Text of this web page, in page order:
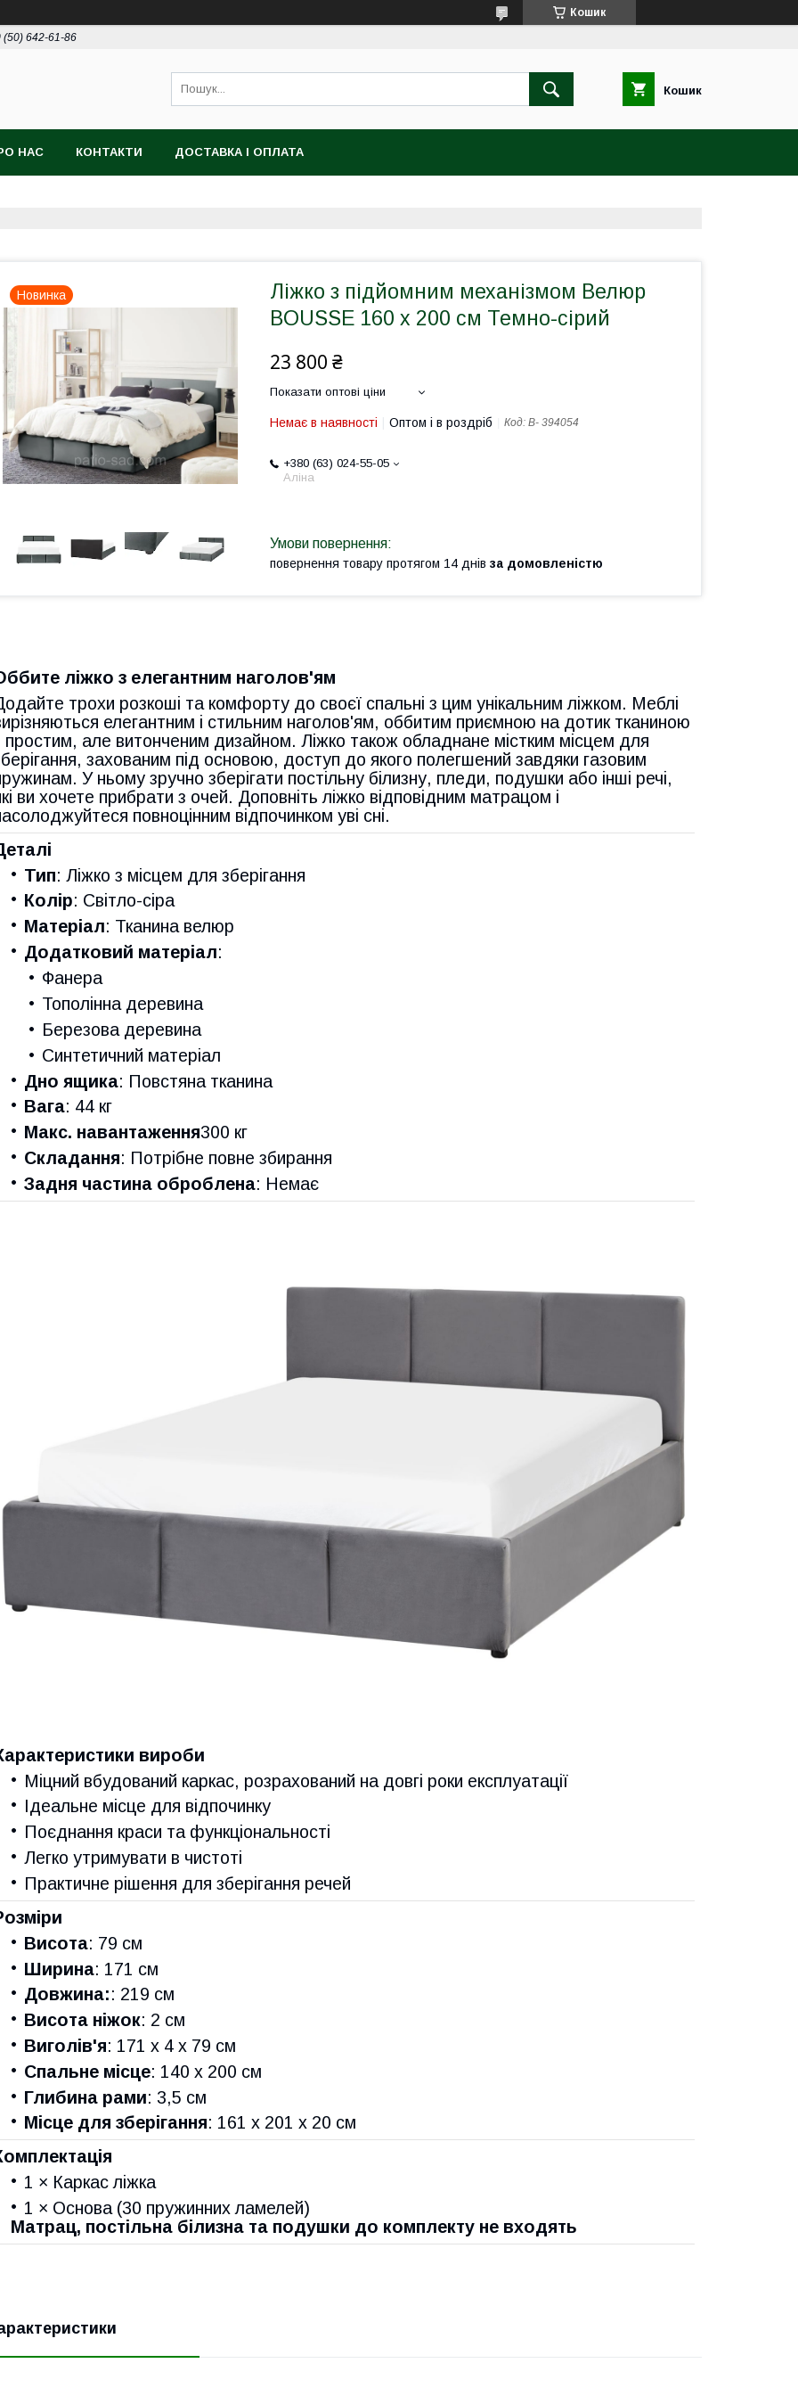
Кошик
(50) 642-61-86
Кошик
НАС КОНТАКТИ ДОСТАВКА І ОПЛАТА
Новинка
Ліжко з підйомним механізмом Велюр
BOUSSE 160 x 200 см Темно-сірий
23 800 ₴
Показати оптові ціни
Немає в наявності Оптом і в роздріб Код: B- 394054
+380 (63) 024-55-05
Аліна
повернення товару протягом 14 днів за домовленістю
ліжко з елегантним наголов'ям
трохи розкоші та комфорту до своєї спальні з цим унікальним ліжком. Меблі
елегантним і стильним наголов'ям, оббитим приємною на дотик тканиною
простим, але витонченим дизайном. Ліжко також обладнане містким місцем для
захованим під основою, доступ до якого полегшений завдяки газовим
У ньому зручно зберігати постільну білизну, пледи, подушки або інші речі,
ви хочете прибрати з очей. Доповніть ліжко відповідним матрацом і
повноцінним відпочинком уві сні.
Тип: Ліжко з місцем для зберігання
Колір: Світло-сіра
Матеріал: Тканина велюр
Додатковий матеріал:
Фанера
Тополінна деревина
Березова деревина
Синтетичний матеріал
Дно ящика: Повстяна тканина
Вага: 44 кг
Макс. навантаження300 кг
Складання: Потрібне повне збирання
Задня частина оброблена: Немає
вироби
Міцний вбудований каркас, розрахований на довгі роки експлуатації
Ідеальне місце для відпочинку
Поєднання краси та функціональності
Легко утримувати в чистоті
Практичне рішення для зберігання речей
Висота: 79 см
Ширина: 171 см
Довжина:: 219 см
Висота ніжок: 2 см
Виголів'я: 171 x 4 x 79 см
Спальне місце: 140 x 200 см
Глибина рами: 3,5 см
Місце для зберігання: 161 x 201 x 20 см
1 × Каркас ліжка
1 × Основа (30 пружинних ламелей)
Матрац, постільна білизна та подушки до комплекту не входять